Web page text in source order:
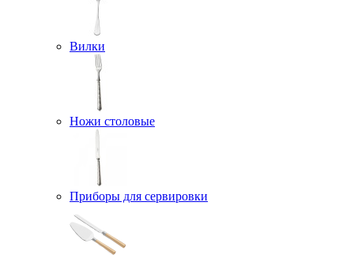
Вилки
Ножи столовые
Приборы для сервировки